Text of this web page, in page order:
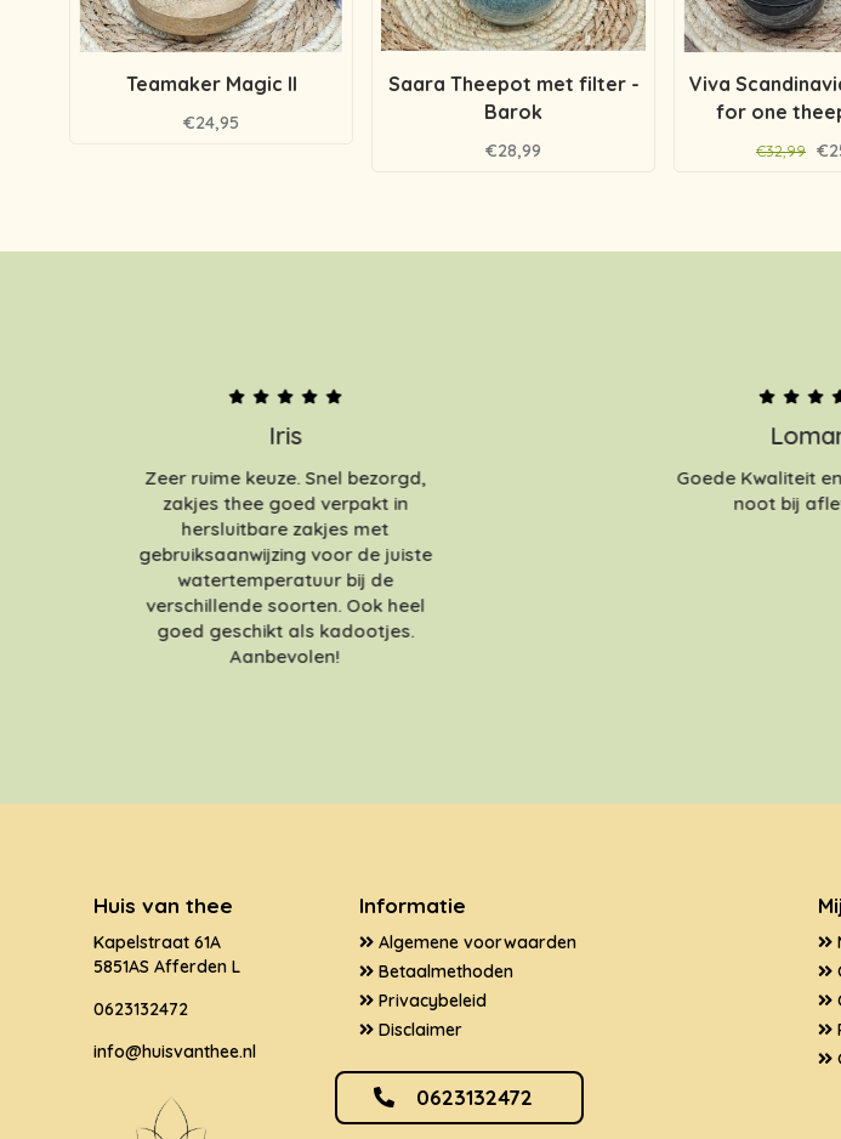
Teamaker Magic II
€24,95
Saara Theepot met filter -
Barok
€28,99
Viva
for one
€32,99
Iris
Zeer ruime keuze. Snel bezorgd,
zakjes thee goed verpakt in
hersluitbare zakjes met
gebruiksaanwijzing voor de juiste
watertemperatuur bij de
verschillende soorten. Ook heel
goed geschikt als kadootjes.
Aanbevolen!
Goede Kwaliteit
noot bij
Huis van thee
Kapelstraat 61A
5851AS Afferden L
0623132472
info@huisvanthee.nl
Informatie
Algemene voorwaarden
Betaalmethoden
Privacybeleid
Disclaimer
0623132472